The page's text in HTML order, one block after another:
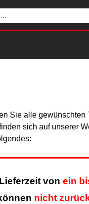
Sie alle
sich auf unserer
von ein
nicht